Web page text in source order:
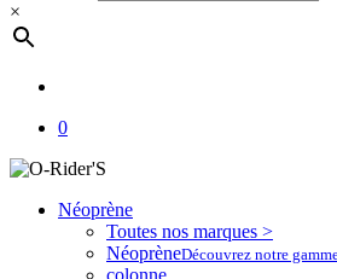
×
0
Néoprène
Toutes nos marques >
NéoprèneDécouvrez notre
colonne